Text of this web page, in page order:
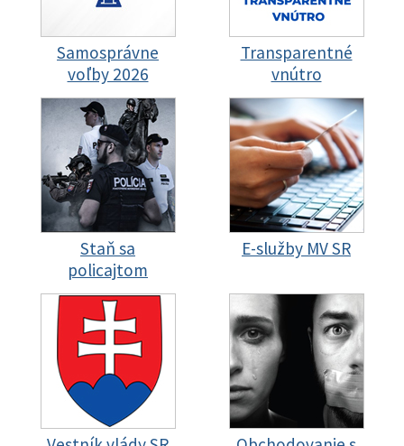
Samosprávne
voľby 2026
Transparentné
vnútro
Staň sa
policajtom
E-služby MV SR